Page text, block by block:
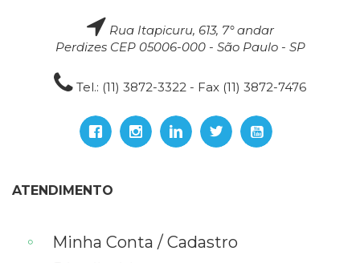
Rua Itapicuru, 613, 7° andar
Perdizes CEP 05006-000 - São Paulo - SP
Tel.: (11) 3872-3322 - Fax (11) 3872-7476
ATENDIMENTO
Minha Conta / Cadastro